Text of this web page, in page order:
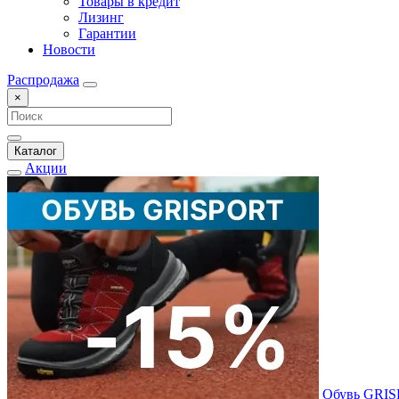
Лизинг
Гарантии
Новости
Распродажа
×
Каталог
Акции
Обувь